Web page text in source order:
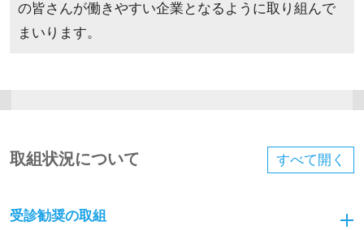
の皆さんが働きやすい企業となるように取り組んで
まいります。
すべて 開く
取組状況について
受診勧奨の取組